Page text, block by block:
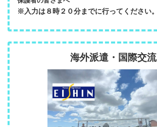
※入力は８時２０分までに行ってください。
海外派遣・国際交流